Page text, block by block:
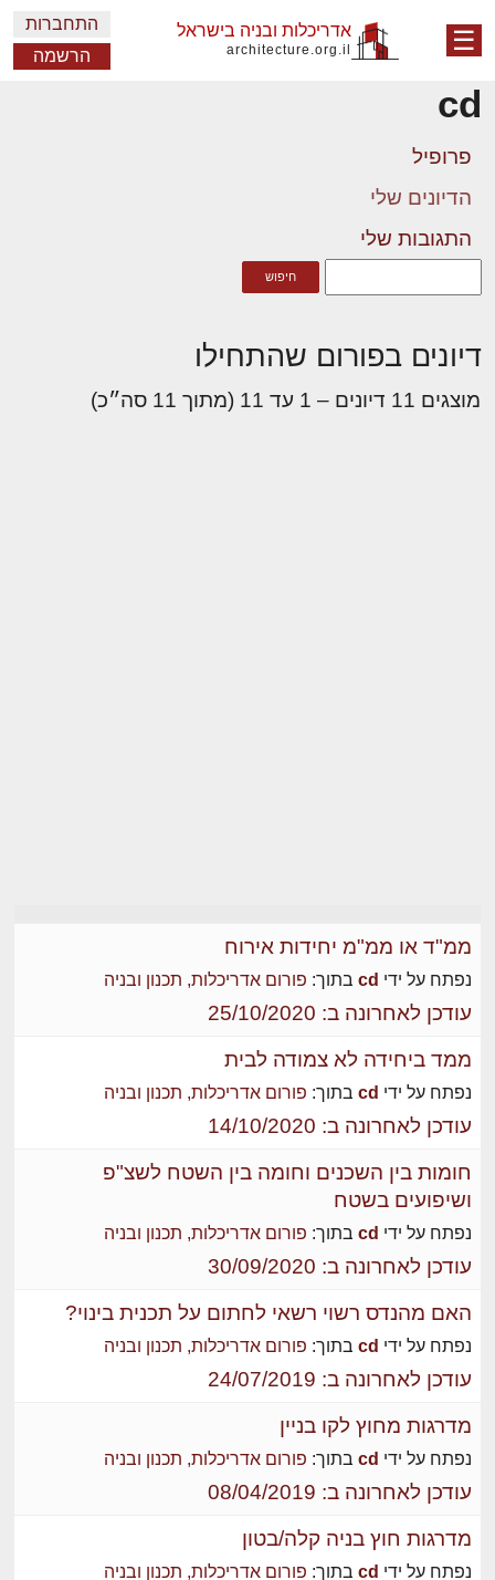
☰ אדריכלות ובניה בישראל
architecture.org.il
התחברות
הרשמה
cd
פרופיל
הדיונים שלי
התגובות שלי
דיונים בפורום שהתחילו
מוצגים 11 דיונים – 1 עד 11 (מתוך 11 סה״כ)
ממ"ד או ממ"מ יחידות אירוח
נפתח על ידי cd בתוך: פורום אדריכלות, תכנון ובניה
עודכן לאחרונה ב: 25/10/2020
ממד ביחידה לא צמודה לבית
נפתח על ידי cd בתוך: פורום אדריכלות, תכנון ובניה
עודכן לאחרונה ב: 14/10/2020
חומות בין השכנים וחומה בין השטח לשצ"פ
ושיפועים בשטח
נפתח על ידי cd בתוך: פורום אדריכלות, תכנון ובניה
עודכן לאחרונה ב: 30/09/2020
האם מהנדס רשוי רשאי לחתום על תכנית בינוי?
נפתח על ידי cd בתוך: פורום אדריכלות, תכנון ובניה
עודכן לאחרונה ב: 24/07/2019
מדרגות מחוץ לקו בניין
נפתח על ידי cd בתוך: פורום אדריכלות, תכנון ובניה
עודכן לאחרונה ב: 08/04/2019
מדרגות חוץ בניה קלה/בטון
נפתח על ידי cd בתוך: פורום אדריכלות, תכנון ובניה